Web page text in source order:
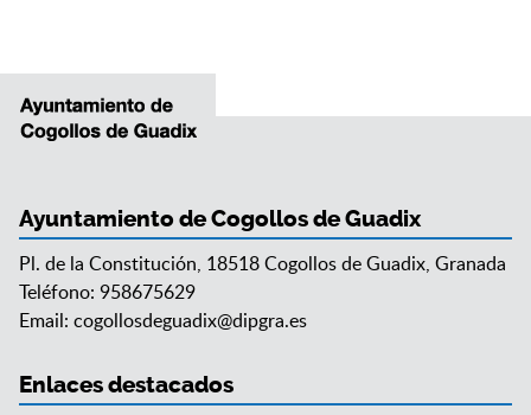
Ayuntamiento de Cogollos de Guadix
Pl. de la Constitución, 18518 Cogollos de Guadix, Granada
Teléfono: 958675629
Email: cogollosdeguadix@dipgra.es
Enlaces destacados